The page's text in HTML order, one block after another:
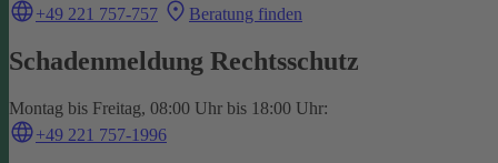
+49 221 757-757
Beratung finden
Schadenmeldung Rechtsschutz
Montag bis Freitag, 08:00 Uhr bis 18:00 Uhr:
+49 221 757-1996